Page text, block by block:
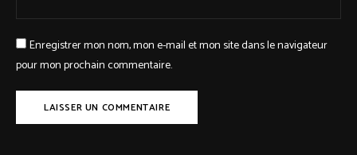
Enregistrer mon nom, mon e-mail et mon site dans le navigateur
pour mon prochain commentaire.